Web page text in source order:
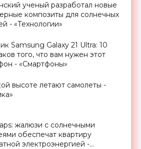
ученый разработал новые
композиты для солнечных
- «Технологии»
Samsung Galaxy 21 Ultra: 10
того, что вам нужен этот
- «Смартфоны»
высоте летают самолеты -
жалюзи с солнечными
обеспечат квартиру
электроэнергией -